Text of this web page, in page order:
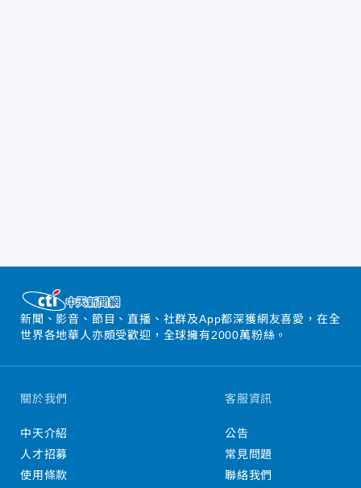
新聞、影音、節目、直播、社群及App都深獲網友喜愛，在全
世界各地華人亦頗受歡迎，全球擁有2000萬粉絲。
關於我們
中天介紹
人才招募
使用條款
客服資訊
公告
常見問題
聯絡我們